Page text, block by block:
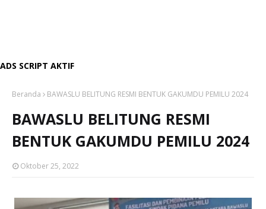
ADS SCRIPT AKTIF
Beranda BAWASLU BELITUNG RESMI BENTUK GAKUMDU PEMILU 2024
BAWASLU BELITUNG RESMI
BENTUK GAKUMDU PEMILU 2024
Oktober 25, 2022